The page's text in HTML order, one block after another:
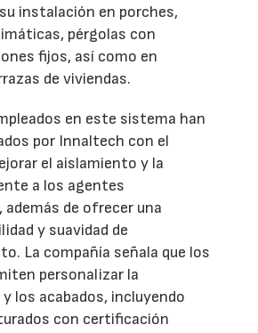
instalación en porches,
pérgolas con
fijos, así como en
de viviendas.
en este sistema han
por Innaltech con el
el aislamiento y la
a los agentes
de ofrecer una
y suavidad de
La compañía señala que los
personalizar la
los acabados, incluyendo
con certificación